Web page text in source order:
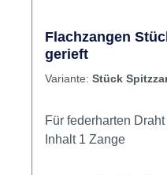
Flachzangen
gerieft
Variante: Stück
Für federharten
Inhalt 1 Zange